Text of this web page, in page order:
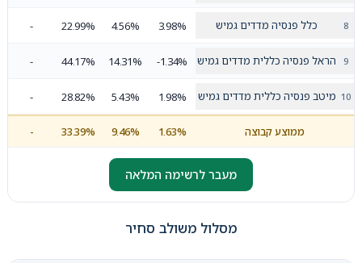
כלל פנסיה מדדים גמיש 3.98%
4.56%
22.99%
-
הראל פנסיה כללית מדדים גמיש -1.34%
14.31%
44.17%
-
מיטב פנסיה כללית מדדים גמיש 1.98%
5.43%
28.82%
-
ממוצע קבוצה 1.63%
9.46%
33.39%
-
מעבר לרשימה המלאה
מסלול משולב סחיר